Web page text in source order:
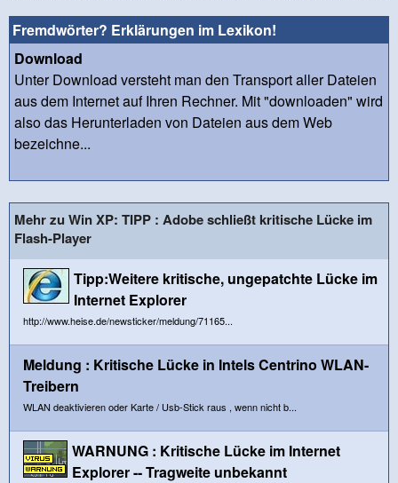
Fremdwörter? Erklärungen im Lexikon!
Download
Unter Download versteht man den Transport aller Dateien
aus dem Internet auf Ihren Rechner. Mit "downloaden" wird
also das Herunterladen von Dateien aus dem Web
bezeichne...
Mehr zu Win XP: TIPP : Adobe schließt kritische Lücke im
Flash-Player
Tipp:Weitere kritische, ungepatchte Lücke im
Internet Explorer
http://www.heise.de/newsticker/meldung/71165...
Meldung : Kritische Lücke in Intels Centrino WLAN-
Treibern
WLAN deaktivieren oder Karte / Usb-Stick raus , wenn nicht b...
WARNUNG : Kritische Lücke im Internet
Explorer -- Tragweite unbekannt